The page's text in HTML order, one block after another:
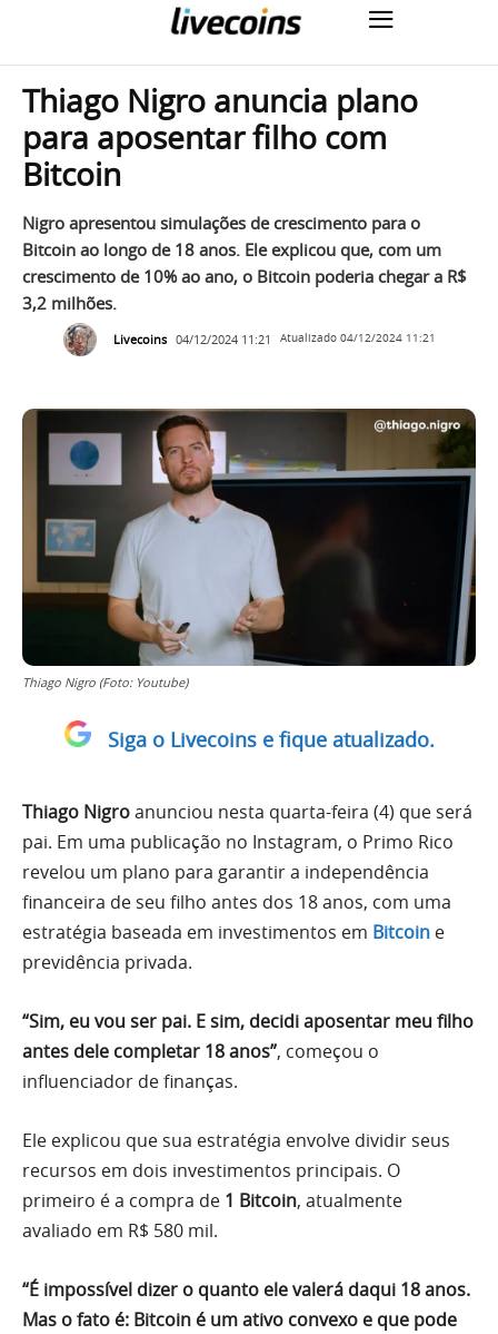
Thiago Nigro anuncia plano
para aposentar filho com
Bitcoin
Nigro apresentou simulações de crescimento para o
Bitcoin ao longo de 18 anos. Ele explicou que, com um
crescimento de 10% ao ano, o Bitcoin poderia chegar a R$
3,2 milhões.
Livecoins 04/12/2024 11:21 Atualizado 04/12/2024 11:21
Thiago Nigro (Foto: Youtube)
Siga o Livecoins e fique atualizado.
Thiago Nigroanunciou nesta quarta-feira (4) que será
pai. Em uma publicação no Instagram, o Primo Rico
revelou um plano para garantir a independência
financeira de seu filho antes dos 18 anos, com uma
estratégia baseada em investimentos em Bitcoin e
previdência privada.
“Sim, eu vou ser pai. E sim, decidi aposentar meu filho
antes dele completar 18 anos”, começou o
influenciador de finanças.
Ele explicou que sua estratégia envolve dividir seus
recursos em dois investimentos principais. O
primeiro é a compra de 1 Bitcoin, atualmente
avaliado em R$ 580 mil.
“É impossível dizer o quanto ele valerá daqui 18 anos.
Mas o fato é: Bitcoin é um ativo convexo e que pode